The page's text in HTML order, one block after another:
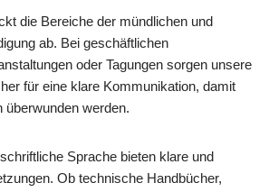
die Bereiche der mündlichen und
ab. Bei geschäftlichen
oder Tagungen sorgen unsere
für eine klare Kommunikation, damit
überwunden werden.
Sprache bieten klare und
Ob technische Handbücher,